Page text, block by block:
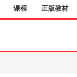
课程 正版教材